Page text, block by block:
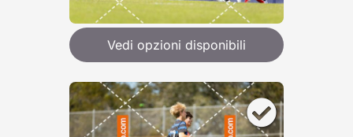
Vedi opzioni disponibili